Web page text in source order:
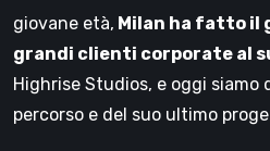
giovane età, Milan ha fatto il
grandi clienti corporate al
Highrise Studios, e oggi siamo
percorso e del suo ultimo